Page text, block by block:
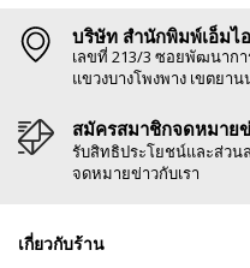
บริษัท สำนักพิมพ์เอ็มไ
เลขที่ 213/3 ซอยพัฒนากา
แขวงบางโพงพาง เขตยาน
สมัครสมาชิกจดหมาย
รับสิทธิประโยชน์และส่วน
จดหมายข่าวกับเรา
เกี่ยวกับร้าน